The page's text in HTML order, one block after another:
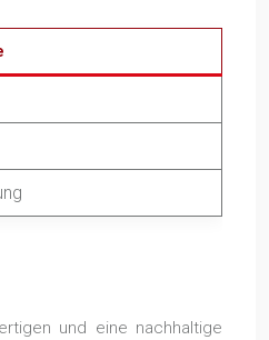
und eine nachhaltige